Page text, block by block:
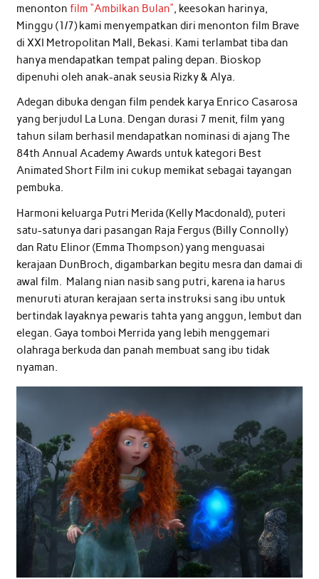
menonton film “Ambilkan Bulan”, keesokan harinya,
Minggu (1/7) kami menyempatkan diri menonton film Brave
di XXI Metropolitan Mall, Bekasi. Kami terlambat tiba dan
hanya mendapatkan tempat paling depan. Bioskop
dipenuhi oleh anak-anak seusia Rizky & Alya.
Adegan dibuka dengan film pendek karya Enrico Casarosa
yang berjudul La Luna. Dengan durasi 7 menit, film yang
tahun silam berhasil mendapatkan nominasi di ajang The
84th Annual Academy Awards untuk kategori Best
Animated Short Film ini cukup memikat sebagai tayangan
pembuka.
Harmoni keluarga Putri Merida (Kelly Macdonald), puteri
satu-satunya dari pasangan Raja Fergus (Billy Connolly)
dan Ratu Elinor (Emma Thompson) yang menguasai
kerajaan DunBroch, digambarkan begitu mesra dan damai di
awal film. Malang nian nasib sang putri, karena ia harus
menuruti aturan kerajaan serta instruksi sang ibu untuk
bertindak layaknya pewaris tahta yang anggun, lembut dan
elegan. Gaya tomboi Merrida yang lebih menggemari
olahraga berkuda dan panah membuat sang ibu tidak
nyaman.